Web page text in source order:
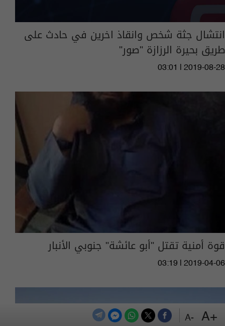
+A
-A
انتشال جثة شخص وانقاذ اخرين في حادث على
طريق بحيرة الرزازة "صور"
03:01 | 2019-08-28
قوة أمنية تقتل "أبو عائشة" جنوبي الأنبار
03:19 | 2019-04-06